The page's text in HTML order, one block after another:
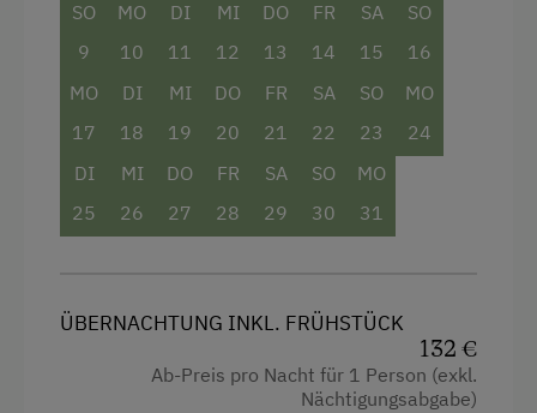
Kinder-Ausstattung
Spielzimmer
Verpflegung
Internationale Küche
Lounge/Bar
Handtücher
SO
9
MO
10
DI
11
MI
12
DO
13
FR
14
SA
15
SO
16
MO
17
DI
18
MI
19
DO
20
FR
21
SA
22
SO
23
MO
24
DI
25
MI
26
DO
27
FR
28
SA
29
SO
30
MO
31
ÜBERNACHTUNG INKL. FRÜHSTÜCK
132 €
Ab-Preis pro Nacht für 1 Person (exkl.
Nächtigungsabgabe)